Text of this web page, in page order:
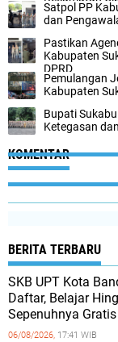
Satpol PP
dan
Pastikan
Kabupaten
DPRD
Pemulangan
Kabupaten
Bupati
Ketegasan
KOMENTAR
BERITA TERBARU
SKB UPT Kota
Daftar, Belajar
Sepenuhnya Gratis
06/08/2026, 17:41 WIB